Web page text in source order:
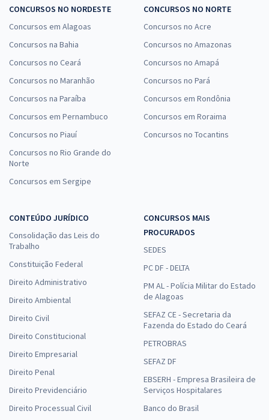
CONCURSOS NO NORDESTE
Concursos em Alagoas
Concursos na Bahia
Concursos no Ceará
Concursos no Maranhão
Concursos na Paraíba
Concursos em Pernambuco
Concursos no Piauí
Concursos no Rio Grande do
Norte
Concursos em Sergipe
CONCURSOS NO NORTE
Concursos no Acre
Concursos no Amazonas
Concursos no Amapá
Concursos no Pará
Concursos em Rondônia
Concursos em Roraima
Concursos no Tocantins
CONTEÚDO JURÍDICO
Consolidação das Leis do
Trabalho
Constituição Federal
Direito Administrativo
Direito Ambiental
Direito Civil
Direito Constitucional
Direito Empresarial
Direito Penal
Direito Previdenciário
Direito Processual Civil
CONCURSOS MAIS
PROCURADOS
SEDES
PC DF - DELTA
PM AL - Polícia Militar do Estado
de Alagoas
SEFAZ CE - Secretaria da
Fazenda do Estado do Ceará
PETROBRAS
SEFAZ DF
EBSERH - Empresa Brasileira de
Serviços Hospitalares
Banco do Brasil